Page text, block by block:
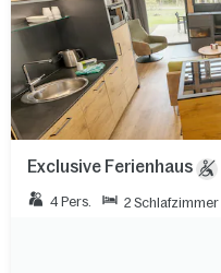
Exclusive Ferienhaus
4 Pers. 2 Schlafzimmer